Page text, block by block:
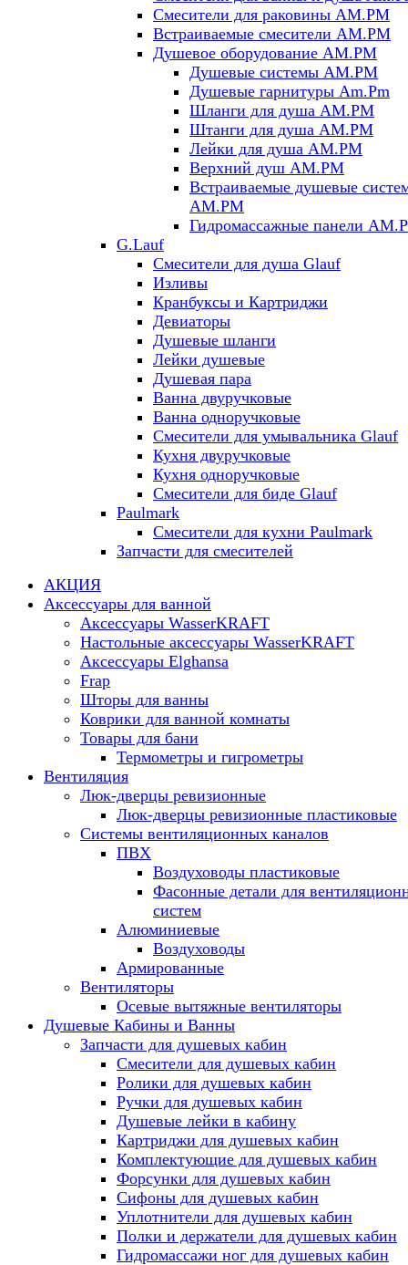
Смесители для раковины AM.PM
Встраиваемые смесители AM.PM
Душевое оборудование AM.PM
Душевые системы AM.PM
Душевые гарнитуры Am.Pm
Шланги для душа AM.PM
Штанги для душа AM.PM
Лейки для душа AM.PM
Верхний душ AM.PM
Встраиваемые душевые
AM.PM
Гидромассажные панели
G.Lauf
Смесители для душа Glauf
Изливы
Кранбуксы и Картриджи
Девиаторы
Душевые шланги
Лейки душевые
Душевая пара
Ванна двуручковые
Ванна одноручковые
Смесители для умывальника Glauf
Кухня двуручковые
Кухня одноручковые
Смесители для биде Glauf
Paulmark
Смесители для кухни Paulmark
Запчасти для смесителей
АКЦИЯ
Аксессуары для ванной
Аксессуары WasserKRAFT
Настольные аксессуары WasserKRAFT
Аксессуары Elghansa
Frap
Шторы для ванны
Коврики для ванной комнаты
Товары для бани
Термометры и гигрометры
Вентиляция
Люк-дверцы ревизионные
Люк-дверцы ревизионные пластиковые
Системы вентиляционных каналов
ПВХ
Воздуховоды пластиковые
Фасонные детали для
систем
Алюминиевые
Воздуховоды
Армированные
Вентиляторы
Осевые вытяжные вентиляторы
Душевые Кабины и Ванны
Запчасти для душевых кабин
Смесители для душевых кабин
Ролики для душевых кабин
Ручки для душевых кабин
Душевые лейки в кабину
Картриджи для душевых кабин
Комплектующие для душевых кабин
Форсунки для душевых кабин
Сифоны для душевых кабин
Уплотнители для душевых кабин
Полки и держатели для душевых кабин
Гидромассажи ног для душевых кабин